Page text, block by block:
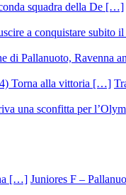
Juniores F –